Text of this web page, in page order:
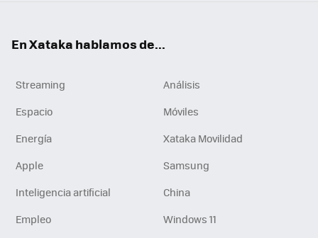
En Xataka hablamos de...
Streaming
Análisis
Espacio
Móviles
Energía
Xataka Movilidad
Apple
Samsung
Inteligencia artificial
China
Empleo
Windows 11